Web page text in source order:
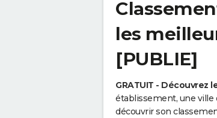
les
[PUBLIE]
GRATUIT - Découvrez
établissement, une ville
découvrir son